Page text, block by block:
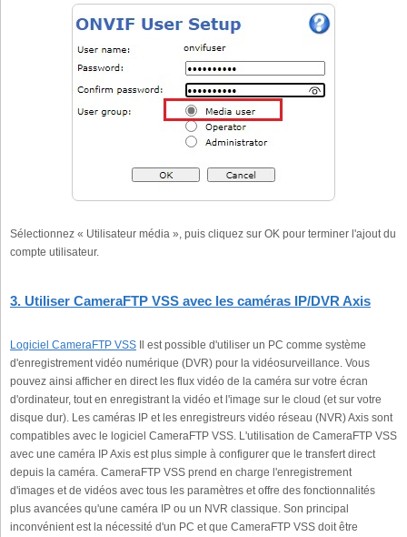
Sélectionnez « Utilisateur média », puis cliquez sur OK pour terminer l'ajout du
compte utilisateur.
3. Utiliser CameraFTP VSS avec les caméras IP/DVR Axis
Logiciel CameraFTP VSS Il est possible d'utiliser un PC comme système
d'enregistrement vidéo numérique (DVR) pour la vidéosurveillance. Vous
pouvez ainsi afficher en direct les flux vidéo de la caméra sur votre écran
d'ordinateur, tout en enregistrant la vidéo et l'image sur le cloud (et sur votre
disque dur). Les caméras IP et les enregistreurs vidéo réseau (NVR) Axis sont
compatibles avec le logiciel CameraFTP VSS. L'utilisation de CameraFTP VSS
avec une caméra IP Axis est plus simple à configurer que le transfert direct
depuis la caméra. CameraFTP VSS prend en charge l'enregistrement
d'images et de vidéos avec tous les paramètres et offre des fonctionnalités
plus avancées qu'une caméra IP ou un NVR classique. Son principal
inconvénient est la nécessité d'un PC et que CameraFTP VSS doit être